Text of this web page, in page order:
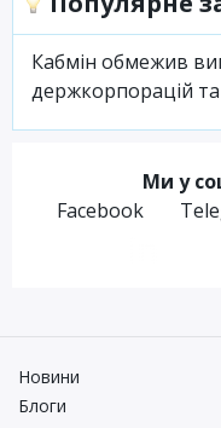
Кабмін обмежив
держкорпорацій та
Ми у
Facebook
Новини
Блоги